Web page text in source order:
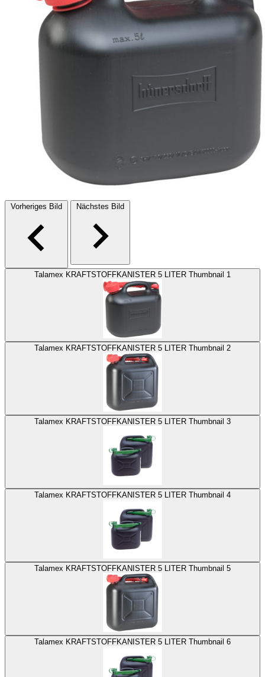
Vorheriges Bild Nächstes Bild
Talamex KRAFTSTOFFKANISTER 5 LITER Thumbnail 1
Talamex KRAFTSTOFFKANISTER 5 LITER Thumbnail 2
Talamex KRAFTSTOFFKANISTER 5 LITER Thumbnail 3
Talamex KRAFTSTOFFKANISTER 5 LITER Thumbnail 4
Talamex KRAFTSTOFFKANISTER 5 LITER Thumbnail 5
Talamex KRAFTSTOFFKANISTER 5 LITER Thumbnail 6